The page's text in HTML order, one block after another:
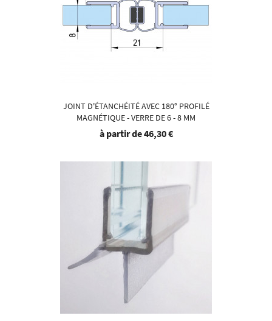
JOINT D'ÉTANCHÉITÉ AVEC 180° PROFILÉ
MAGNÉTIQUE - VERRE DE 6 - 8 MM
à partir de46,30 €